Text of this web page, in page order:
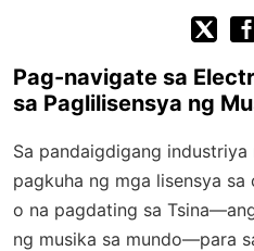
Pag-navigate sa
sa Paglilisensya ng
Sa pandaigdigang
pagkuha ng mga lisensya
o na pagdating sa
ng musika sa mundo—para